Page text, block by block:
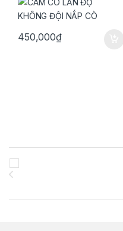
450,000₫
Brands Carousel